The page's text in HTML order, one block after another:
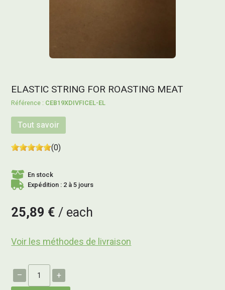
ELASTIC STRING FOR ROASTING MEAT
CEB19XDIVFICEL-EL
Tout savoir
(0)
En stock
Expédition : 2 à 5 jours
25,89 € each
Voir les méthodes de livraison
– +